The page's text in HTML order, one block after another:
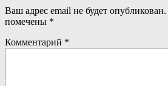
Ваш адрес email не будет опубликован.
помечены *
Комментарий *